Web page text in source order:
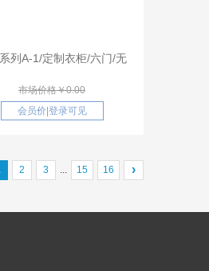
列A-1/定制衣柜/六门/无
市场价格￥0.00
会员价 登录可见
2 3 15 16 ›